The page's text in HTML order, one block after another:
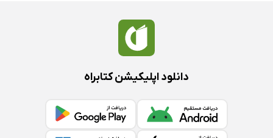
دانلود اپلیکیشن کتابراه